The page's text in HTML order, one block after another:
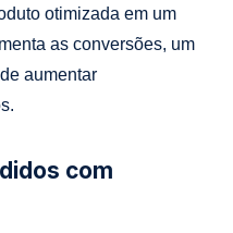
otimizada em um
as conversões, um
aumentar
com